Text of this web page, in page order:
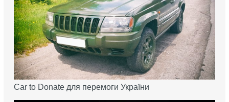
Car to Donate для перемоги України